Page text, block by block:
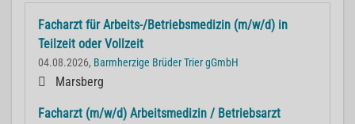
Facharzt für Arbeits-/Betriebsmedizin (m/w/d) in
Teilzeit oder Vollzeit
04.08.2026, Barmherzige Brüder Trier gGmbH
Marsberg
Facharzt (m/w/d) Arbeitsmedizin / Betriebsarzt